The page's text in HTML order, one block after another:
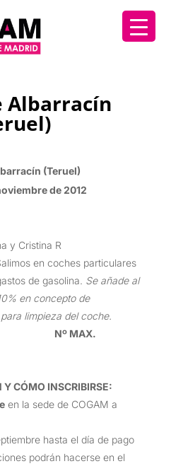
Albarracín
(Teruel)
de 2012
y Cristina R
en coches particulares
de gasolina. Se añade al
en concepto de
limpieza del coche.
Nº MAX.
CÓMO INSCRIBIRSE:
en la sede de COGAM a
hasta el día de pago
podrán hacerse en el